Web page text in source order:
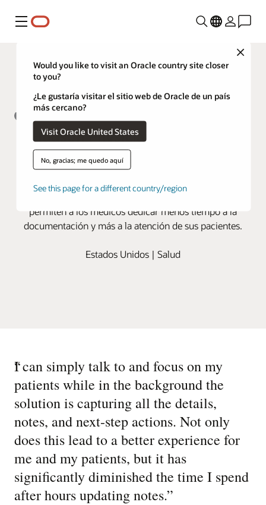
Menú
Close
Would you like to visit an Oracle country site closer
to you?
¿Le gustaría visitar el sitio web de Oracle de un país
más cercano?
Visit Oracle United States
No, gracias; me quedo aquí
See this page for a different country/region
Hudson Physicians reduce las
cargas administrativas gracias a
La toma de notas con IA y la integración con el EHR
permiten a los médicos dedicar menos tiempo a la
documentación y más a la atención de sus pacientes.
Estados Unidos | Salud
“
I can simply talk to and focus on my
patients while in the background the
solution is capturing all the details,
notes, and next-step actions. Not only
does this lead to a better experience for
me and my patients, but it has
significantly diminished the time I spend
after hours updating notes.”